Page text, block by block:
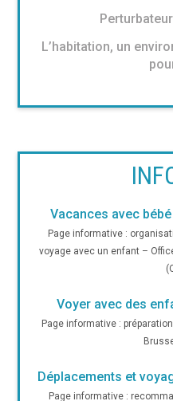
L’habitation, un
Vacances avec
Page informative :
voyage avec un enfant –
Voyer avec des
Page informative :
Déplacements et
Page informative :